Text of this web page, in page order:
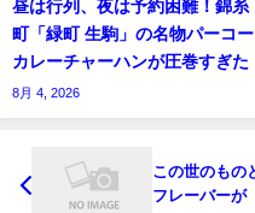
昼は行列、夜は予約困難！錦糸
町「緑町 生駒」の名物パーコー
カレーチャーハンが圧巻すぎた
8月 4, 2026
この世のもの
フレーバーが